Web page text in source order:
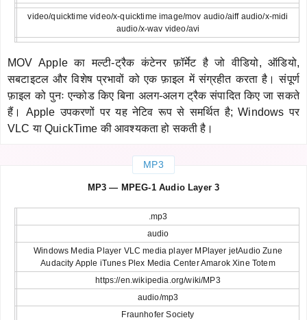
video/quicktime video/x-quicktime image/mov audio/aiff audio/x-midi
audio/x-wav video/avi
MOV Apple का मल्टी-ट्रैक कंटेनर फ़ॉर्मेट है जो वीडियो, ऑडियो,
सबटाइटल और विशेष प्रभावों को एक फ़ाइल में संग्रहीत करता है। संपूर्ण
फ़ाइल को पुनः एन्कोड किए बिना अलग-अलग ट्रैक संपादित किए जा सकते
हैं। Apple उपकरणों पर यह नेटिव रूप से समर्थित है; Windows पर
VLC या QuickTime की आवश्यकता हो सकती है।
MP3
MP3 — MPEG-1 Audio Layer 3
.mp3
audio
Windows Media Player VLC media player MPlayer jetAudio Zune
Audacity Apple iTunes Plex Media Center Amarok Xine Totem
https://en.wikipedia.org/wiki/MP3
audio/mp3
Fraunhofer Society